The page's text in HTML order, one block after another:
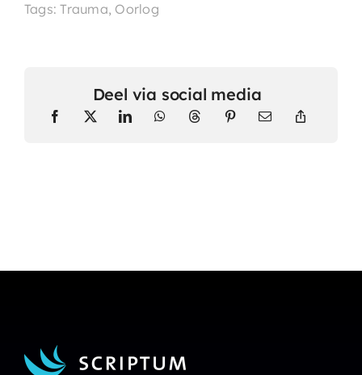
Tags: Trauma, Oorlog
Deel via social media